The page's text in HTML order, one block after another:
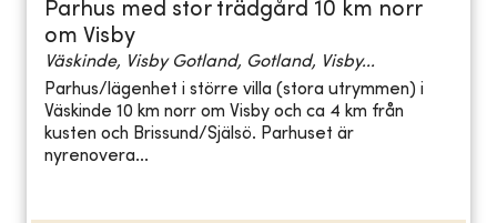
Parhus med stor trädgård 10 km norr
om Visby
Väskinde, Visby Gotland, Gotland, Visby...
Parhus/lägenhet i större villa (stora utrymmen) i
Väskinde 10 km norr om Visby och ca 4 km från
kusten och Brissund/Själsö. Parhuset är
nyrenovera...